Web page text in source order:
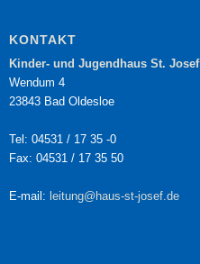
KONTAKT
Kinder- und Jugendhaus St. Josef
Wendum 4
23843 Bad Oldesloe
Tel: 04531 / 17 35 -0
Fax: 04531 / 17 35 50
E-mail: leitung@haus-st-josef.de